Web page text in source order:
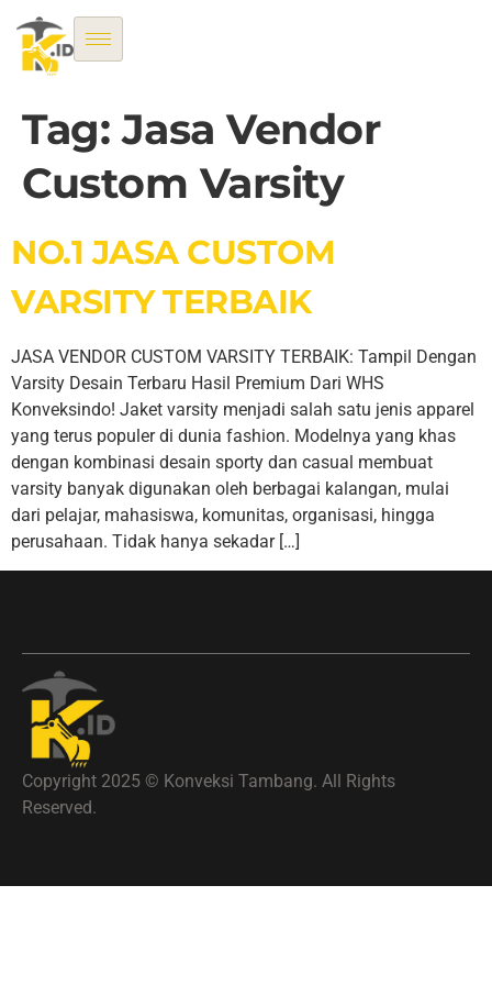
Tag:Jasa Vendor
Custom Varsity
NO.1 JASA CUSTOM
VARSITY TERBAIK
JASA VENDOR CUSTOM VARSITY TERBAIK: Tampil Dengan
Varsity Desain Terbaru Hasil Premium Dari WHS
Konveksindo! Jaket varsity menjadi salah satu jenis apparel
yang terus populer di dunia fashion. Modelnya yang khas
dengan kombinasi desain sporty dan casual membuat
varsity banyak digunakan oleh berbagai kalangan, mulai
dari pelajar, mahasiswa, komunitas, organisasi, hingga
perusahaan. Tidak hanya sekadar […]
Copyright 2025 © Konveksi Tambang. All Rights
Reserved.